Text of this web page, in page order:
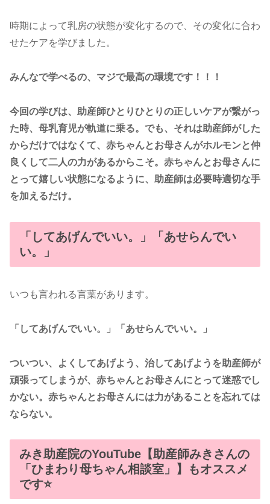
時期によって乳房の状態が変化するので、その変化に合わ
せたケアを学びました。
みんなで学べるの、マジで最高の環境です！！！
今回の学びは、助産師ひとりひとりの正しいケアが繋がっ
た時、母乳育児が軌道に乗る。でも、それは助産師がした
からだけではなくて、赤ちゃんとお母さんがホルモンと仲
良くして二人の力があるからこそ。赤ちゃんとお母さんに
とって嬉しい状態になるように、助産師は必要時適切な手
を加えるだけ。
「してあげんでいい。」「あせらんでい
い。」
いつも言われる言葉があります。
「してあげんでいい。」「あせらんでいい。」
ついつい、よくしてあげよう、治してあげようを助産師が
頑張ってしまうが、赤ちゃんとお母さんにとって迷惑でし
かない。赤ちゃんとお母さんには力があることを忘れては
ならない。
みき助産院のYouTube【助産師みきさんの
「ひまわり母ちゃん相談室」】もオススメ
です⭐